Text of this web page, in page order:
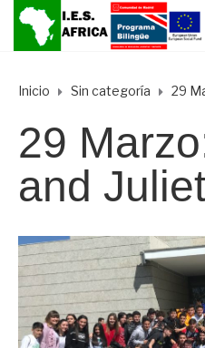
Inicio Sin categoría 29
29
and Juliet